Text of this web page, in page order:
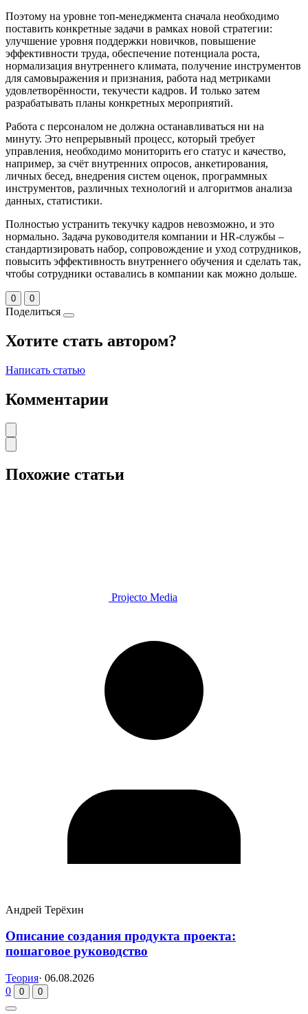
Поэтому на уровне топ-менеджмента сначала необходимо
поставить конкретные задачи в рамках новой стратегии:
улучшение уровня поддержки новичков, повышение
эффективности труда, обеспечение потенциала роста,
нормализация внутреннего климата, получение инструментов
для самовыражения и признания, работа над метриками
удовлетворённости, текучести кадров. И только затем
разрабатывать планы конкретных мероприятий.
Работа с персоналом не должна останавливаться ни на
минуту. Это непрерывный процесс, который требует
управления, необходимо мониторить его статус и качество,
например, за счёт внутренних опросов, анкетирования,
личных бесед, внедрения систем оценок, программных
инструментов, различных технологий и алгоритмов анализа
данных, статистики.
Полностью устранить текучку кадров невозможно, и это
нормально. Задача руководителя компании и HR-службы –
стандартизировать набор, сопровождение и уход сотрудников,
повысить эффективность внутреннего обучения и сделать так,
чтобы сотрудники оставались в компании как можно дольше.
0 0
Поделиться
Хотите стать автором?
Написать статью
Комментарии
Похожие статьи
Projecto Media
Андрей Терёхин
Описание создания продукта проекта:
пошаговое руководство
Теория· 06.08.2026
0
0 0